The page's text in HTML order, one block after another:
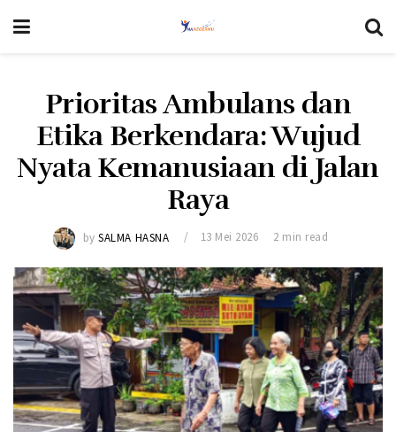
Prioritas Ambulans dan
Etika Berkendara: Wujud
Nyata Kemanusiaan di Jalan
Raya
by SALMA HASNA 13 Mei 2026 2 min read